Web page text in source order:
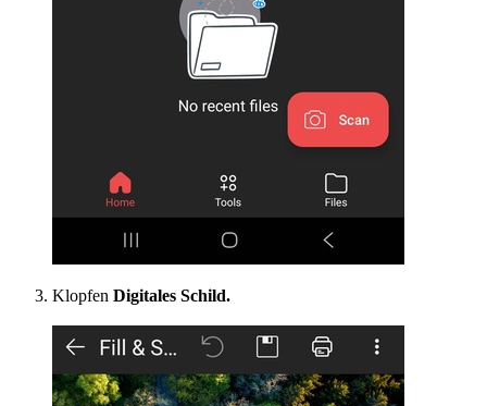
Klopfen Digitales Schild.